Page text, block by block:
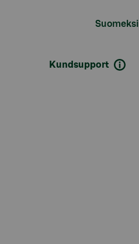
Suomeksi
Kundsupport